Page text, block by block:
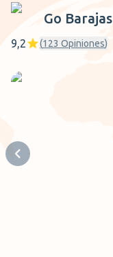
Go Barajas
Go Barajas
9,2 (123 Opiniones)
Previous slide